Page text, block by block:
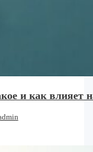
и как влияет